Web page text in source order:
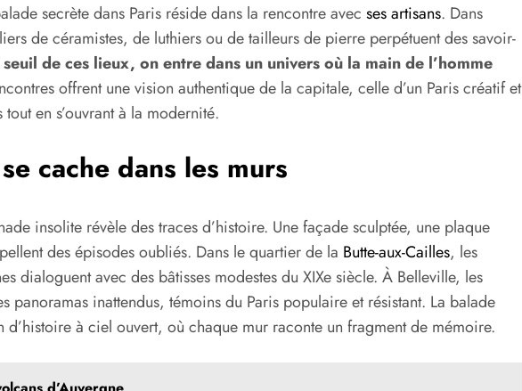
secrète dans Paris réside dans la rencontre avec ses artisans. Dans
de céramistes, de luthiers ou de tailleurs de pierre perpétuent des savoir-
de ces lieux, on entre dans un univers où la main de l’homme
offrent une vision authentique de la capitale, celle d’un Paris créatif et
en s’ouvrant à la modernité.
cache dans les murs
insolite révèle des traces d’histoire. Une façade sculptée, une plaque
des épisodes oubliés. Dans le quartier de la Butte-aux-Cailles, les
dialoguent avec des bâtisses modestes du XIXe siècle. À Belleville, les
panoramas inattendus, témoins du Paris populaire et résistant. La balade
d’histoire à ciel ouvert, où chaque mur raconte un fragment de mémoire.